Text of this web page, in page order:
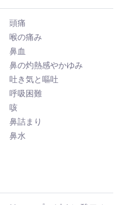
頭痛
喉の痛み
鼻血
鼻の灼熱感やかゆみ
吐き気と嘔吐
呼吸困難
咳
鼻詰まり
鼻水